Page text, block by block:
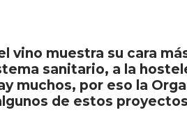
vino muestra su cara
sanitario, a la
muchos, por eso la
de estos